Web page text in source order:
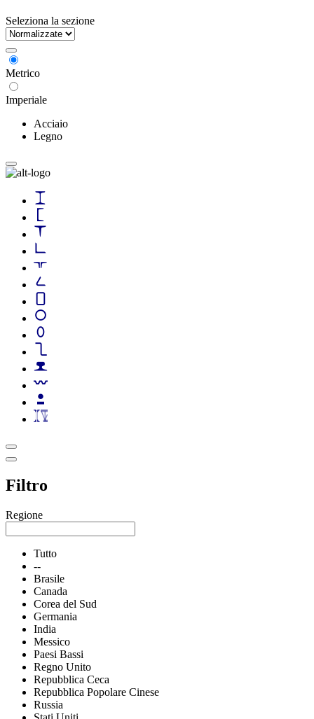
Seleziona la sezione
Metrico
Imperiale
Acciaio
Legno
Filtro
Regione
Tutto
--
Brasile
Canada
Corea del Sud
Germania
India
Messico
Paesi Bassi
Regno Unito
Repubblica Ceca
Repubblica Popolare Cinese
Russia